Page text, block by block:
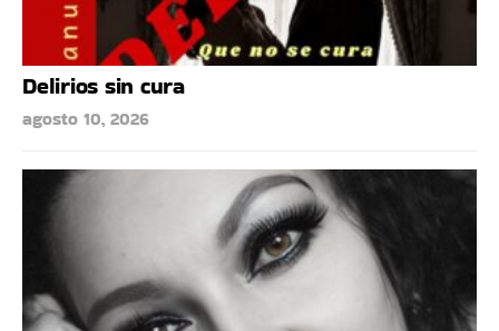
Delirios sin cura
agosto 10, 2026